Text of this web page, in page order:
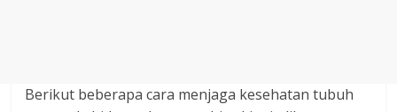
Berikut beberapa cara menjaga kesehatan tubuh